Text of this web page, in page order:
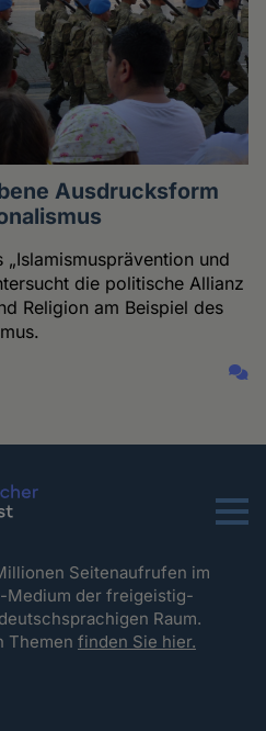
Ausdrucksform
und
die politische Allianz
Religion am Beispiel des
Menu
Seitenaufrufen im
Medium der freigeistig-
Raum.
Themenfinden Sie hier.